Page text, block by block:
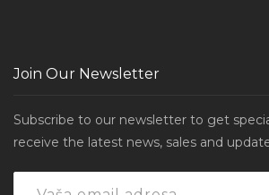
Join Our Newsletter
Subscribe to our newsletter to get
receive the latest news, sales and